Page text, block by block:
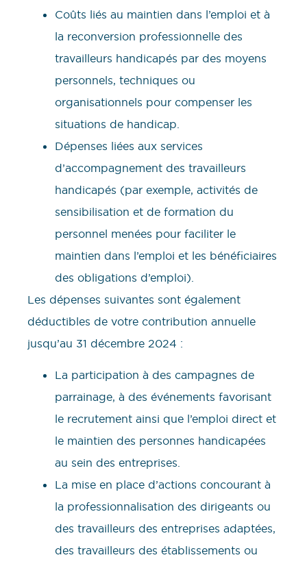
Coûts liés au maintien dans l’emploi et à
la reconversion professionnelle des
travailleurs handicapés par des moyens
personnels, techniques ou
organisationnels pour compenser les
situations de handicap.
Dépenses liées aux services
d’accompagnement des travailleurs
handicapés (par exemple, activités de
sensibilisation et de formation du
personnel menées pour faciliter le
maintien dans l’emploi et les bénéficiaires
des obligations d’emploi).
Les dépenses suivantes sont également
déductibles de votre contribution annuelle
jusqu’au 31 décembre 2024 :
La participation à des campagnes de
parrainage, à des événements favorisant
le recrutement ainsi que l’emploi direct et
le maintien des personnes handicapées
au sein des entreprises.
La mise en place d’actions concourant à
la professionnalisation des dirigeants ou
des travailleurs des entreprises adaptées,
des travailleurs des établissements ou